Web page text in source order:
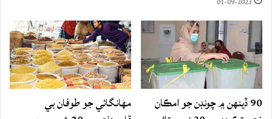
90 ڏينهن ۾ چونڊن جو امڪان
مهانگائي جو طوفان بي